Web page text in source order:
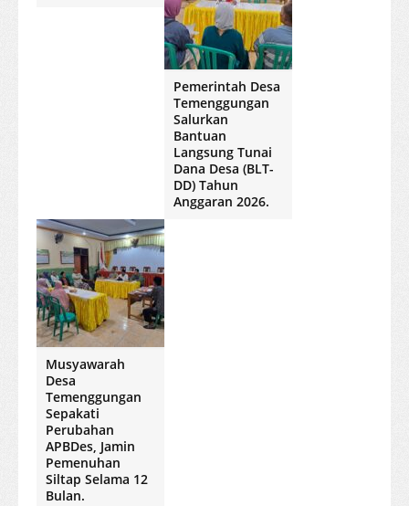
Pemerintah Desa
Temenggungan
Salurkan
Bantuan
Langsung Tunai
Dana Desa (BLT-
DD) Tahun
Anggaran 2026.
Musyawarah
Desa
Temenggungan
Sepakati
Perubahan
APBDes, Jamin
Pemenuhan
Siltap Selama 12
Bulan.